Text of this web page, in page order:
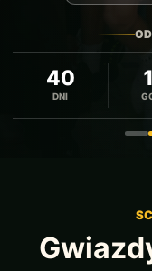
40
DNI